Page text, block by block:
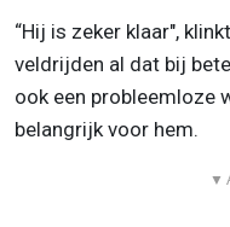
“Hij is zeker klaar",
veldrijden al dat bij
ook een probleemloze
belangrijk voor hem.
▼